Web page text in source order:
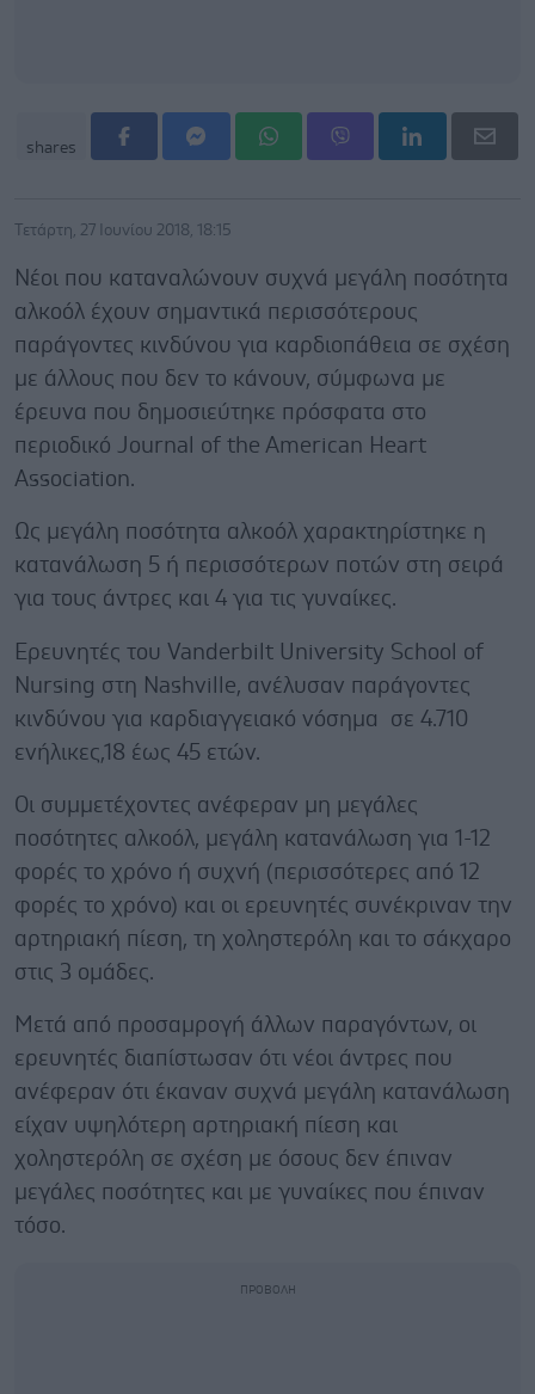
shares
Τετάρτη, 27 Ιουνίου 2018, 18:15
Νέοι που καταναλώνουν συχνά μεγάλη ποσότητα
αλκοόλ έχουν σημαντικά περισσότερους
παράγοντες κινδύνου για καρδιοπάθεια σε σχέση
με άλλους που δεν το κάνουν, σύμφωνα με
έρευνα που δημοσιεύτηκε πρόσφατα στο
περιοδικό Journal of the American Heart
Association.
Ως μεγάλη ποσότητα αλκοόλ χαρακτηρίστηκε η
κατανάλωση 5 ή περισσότερων ποτών στη σειρά
για τους άντρες και 4 για τις γυναίκες.
Ερευνητές του Vanderbilt University School of
Nursing στη Nashville, ανέλυσαν παράγοντες
κινδύνου για καρδιαγγειακό νόσημα σε 4.710
ενήλικες,18 έως 45 ετών.
Οι συμμετέχοντες ανέφεραν μη μεγάλες
ποσότητες αλκοόλ, μεγάλη κατανάλωση για 1-12
φορές το χρόνο ή συχνή (περισσότερες από 12
φορές το χρόνο) και οι ερευνητές συνέκριναν την
αρτηριακή πίεση, τη χοληστερόλη και το σάκχαρο
στις 3 ομάδες.
Μετά από προσαμρογή άλλων παραγόντων, οι
ερευνητές διαπίστωσαν ότι νέοι άντρες που
ανέφεραν ότι έκαναν συχνά μεγάλη κατανάλωση
είχαν υψηλότερη αρτηριακή πίεση και
χοληστερόλη σε σχέση με όσους δεν έπιναν
μεγάλες ποσότητες και με γυναίκες που έπιναν
τόσο.